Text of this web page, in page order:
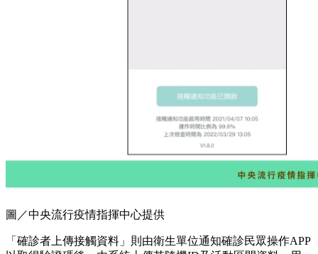
圖／中央流行疫情指揮中心提供
「確診者上傳接觸資料」則由衛生單位通知確診民眾操作APP